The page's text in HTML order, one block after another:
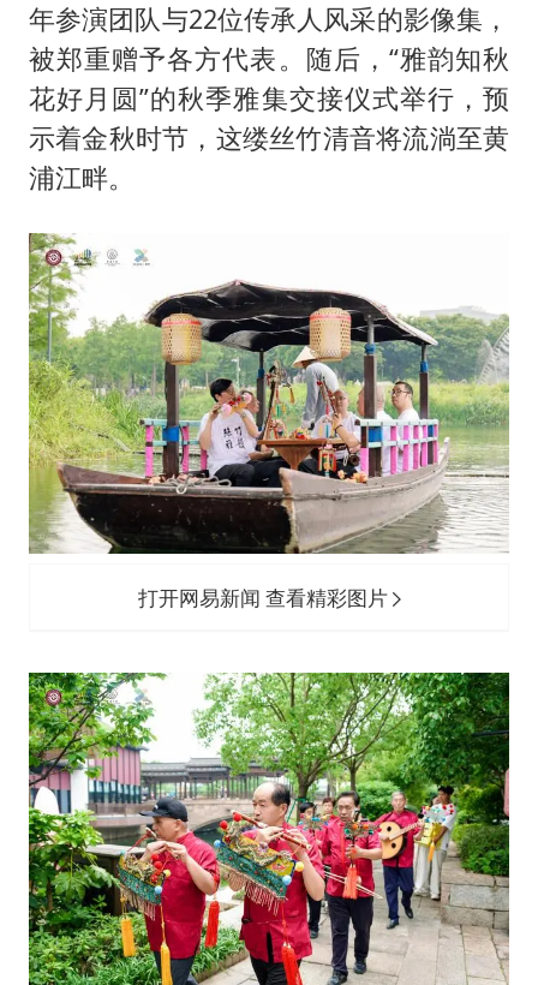
年参演团队与22位传承人风采的影像集，
被郑重赠予各方代表。随后，“雅韵知秋
花好月圆”的秋季雅集交接仪式举行，预
示着金秋时节，这缕丝竹清音将流淌至黄
浦江畔。
打开网易新闻 查看精彩图片